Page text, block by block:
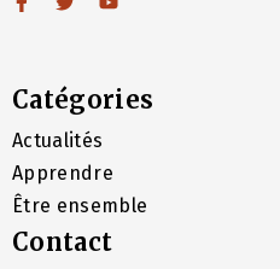
Catégories
Actualités
Apprendre
Être ensemble
Contact